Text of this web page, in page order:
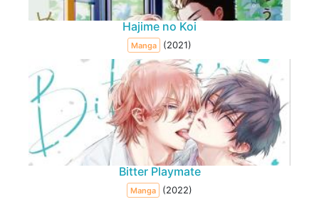
Hajime no Koi
Manga (2021)
Bitter Playmate
Manga (2022)